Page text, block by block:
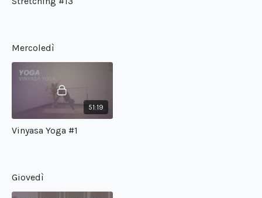
Mercoledì
51:19
Vinyasa Yoga #1
Giovedì